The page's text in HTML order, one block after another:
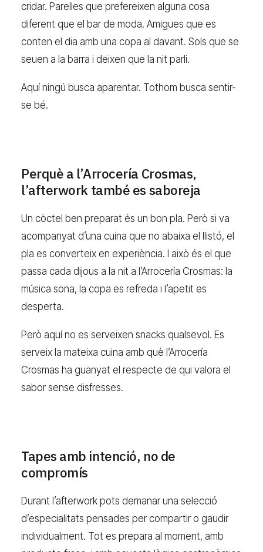
cridar. Parelles que prefereixen alguna cosa
diferent que el bar de moda. Amigues que es
conten el dia amb una copa al davant. Sols que se
seuen a la barra i deixen que la nit parli.
Aquí ningú busca aparentar. Tothom busca sentir-
se bé.
Perquè a l’Arrocería Crosmas,
l’afterwork també es saboreja
Un còctel ben preparat és un bon pla. Però si va
acompanyat d’una cuina que no abaixa el llistó, el
pla es converteix en experiència. I això és el que
passa cada dijous a la nit a l’Arrocería Crosmas: la
música sona, la copa es refreda i l’apetit es
desperta.
Però aquí no es serveixen snacks qualsevol. Es
serveix la mateixa cuina amb què l’Arrocería
Crosmas ha guanyat el respecte de qui valora el
sabor sense disfresses.
Tapes amb intenció, no de
compromís
Durant l’afterwork pots demanar una selecció
d’especialitats pensades per compartir o gaudir
individualment. Tot es prepara al moment, amb